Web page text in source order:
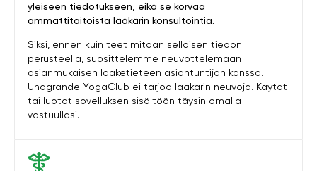
yleiseen tiedotukseen, eikä se korvaa
ammattitaitoista lääkärin konsultointia.
Siksi, ennen kuin teet mitään sellaisen tiedon
perusteella, suosittelemme neuvottelemaan
asianmukaisen lääketieteen asiantuntijan kanssa.
Unagrande YogaClub ei tarjoa lääkärin neuvoja. Käytät
tai luotat sovelluksen sisältöön täysin omalla
vastuullasi.